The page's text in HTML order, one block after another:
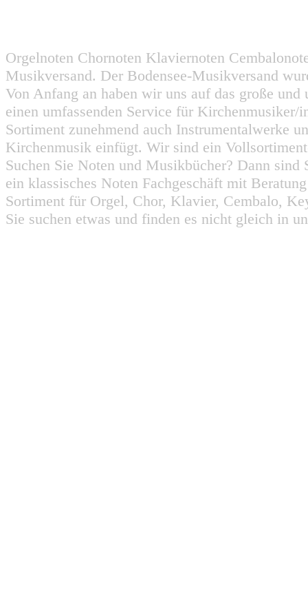
Orgelnoten Chornoten Klaviernoten
Musikversand. Der Bodensee-Musikversand
Von Anfang an haben wir uns auf das große
einen umfassenden Service für
Sortiment zunehmend auch Instrumentalwerke
Kirchenmusik einfügt. Wir sind ein
Suchen Sie Noten und Musikbücher? Dann
ein klassisches Noten Fachgeschäft mit
Sortiment für Orgel, Chor, Klavier, Cembalo,
Sie suchen etwas und finden es nicht gleich in